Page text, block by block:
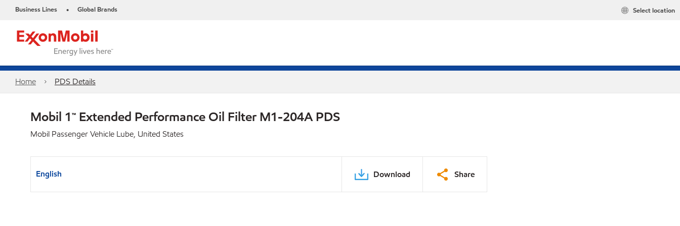
Business Lines • Global Brands Select location
Home PDS Details
Mobil 1™ Extended Performance Oil Filter M1-204A PDS
Mobil Passenger Vehicle Lube, United States
English Download Share